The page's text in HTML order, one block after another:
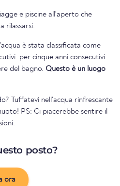
e piscine all'aperto che
rilassarsi.
è stata classificata come
del bagno. Questo è un luogo
Tuffatevi nell'acqua rinfrescante
PS: Ci piacerebbe sentire il
posto?
ora